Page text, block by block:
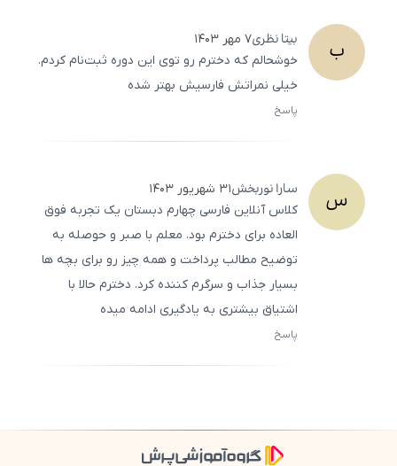
ب بیتانظری۷ مهر ۱۴۰۳
خوشحالم که دخترم رو توی این دوره ثبت‌نام کردم.
خیلی نمراتش فارسیش بهتر شده
پاسخ
س سارانوربخش۳۱ شهریور ۱۴۰۳
کلاس آنلاین فارسی چهارم دبستان یک تجربه فوق
‌العاده برای دخترم بود. معلم با صبر و حوصله به
توضیح مطالب پرداخت و همه چیز رو برای بچه ‌ها
بسیار جذاب و سرگرم‌ کننده کرد. دخترم حالا با
اشتیاق بیشتری به یادگیری ادامه میده
پاسخ